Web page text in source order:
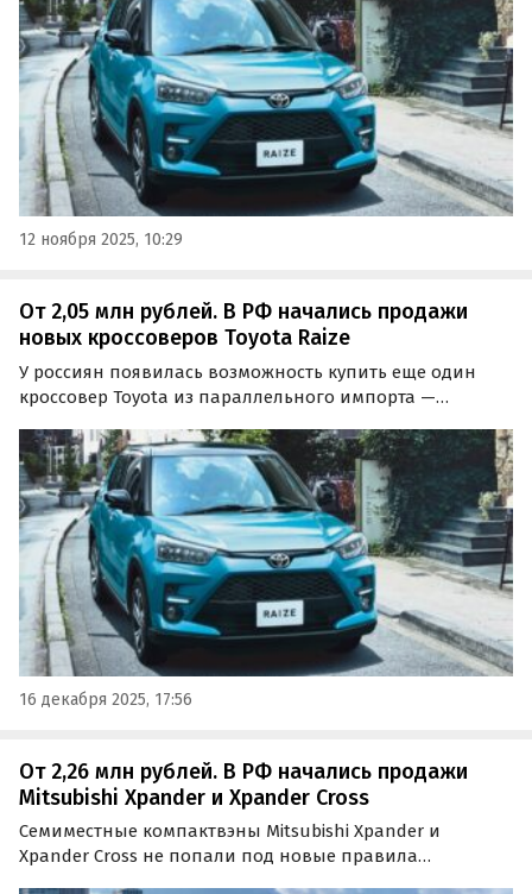
850 000 рублей, сообщает портал «Автоновости дня».
12 ноября 2025, 10:29
От 2,05 млн рублей. В РФ начались продажи
новых кроссоверов Toyota Raize
У россиян появилась возможность купить еще один
кроссовер Toyota из параллельного импорта —
из Объединенных Арабских Эмиратов, а цены на них на
одном из сайтов объявлений сейчас начинаются от 2
050…
16 декабря 2025, 17:56
От 2,26 млн рублей. В РФ начались продажи
Mitsubishi Xpander и Xpander Cross
Семиместные компактвэны Mitsubishi Xpander и
Xpander Cross не попали под новые правила